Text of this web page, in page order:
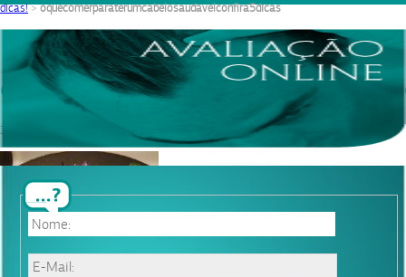
dicas!>oquecomerparaterumcabelosaudavelconfira5dicas
31/08/2020